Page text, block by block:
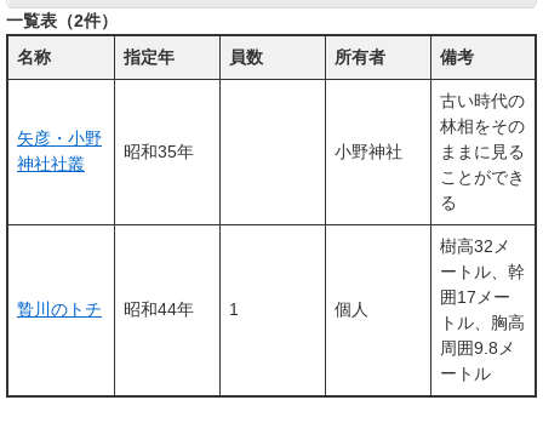
一覧表（2件）
名称
指定年 員数 所有者 備考
矢彦・小野
神社社叢
昭和35年 小野神社
古い時代の
林相をその
ままに見る
ことができ
る
贄川のトチ 昭和44年 1 個人
樹高32メ
ートル、幹
囲17メー
トル、胸高
周囲9.8メ
ートル